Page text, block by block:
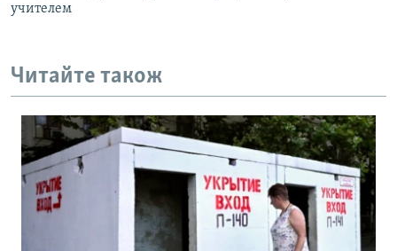
учителем
Читайте також